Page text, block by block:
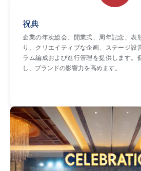
祝典
企業の年次総会、開業式、周年記念、表
り、クリエイティブな企画、ステージ設
ラム編成および進行管理を提供します。
し、ブランドの影響力を高めます。